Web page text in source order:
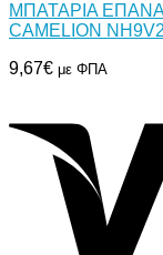
ΜΠΑΤΑΡΙΑ
CAMELION
9,67€ με ΦΠΑ